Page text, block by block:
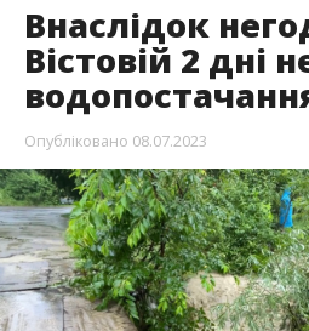
Внаслідок
Вістовій 2 дні
Опубліковано 08.07.2023